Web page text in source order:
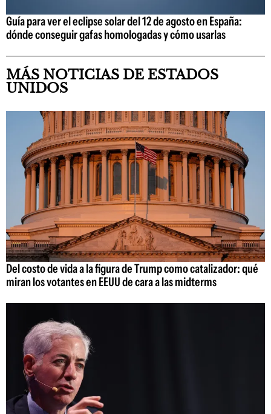
Guía para ver el eclipse solar del 12 de agosto en España:
dónde conseguir gafas homologadas y cómo usarlas
MÁS NOTICIAS DE ESTADOS
UNIDOS
Del costo de vida a la figura de Trump como catalizador: qué
miran los votantes en EEUU de cara a las midterms